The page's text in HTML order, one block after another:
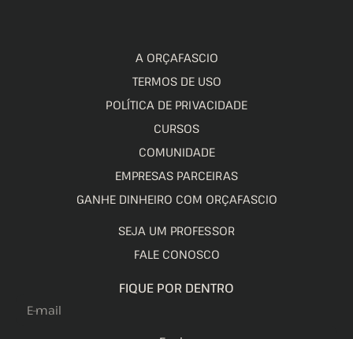
A ORÇAFASCIO
TERMOS DE USO
POLÍTICA DE PRIVACIDADE
CURSOS
COMUNIDADE
EMPRESAS PARCEIRAS
GANHE DINHEIRO COM ORÇAFASCIO
SEJA UM PROFESSOR
FALE CONOSCO
FIQUE POR DENTRO